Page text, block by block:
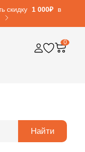
скидку 1 000₽
в
0
Найти